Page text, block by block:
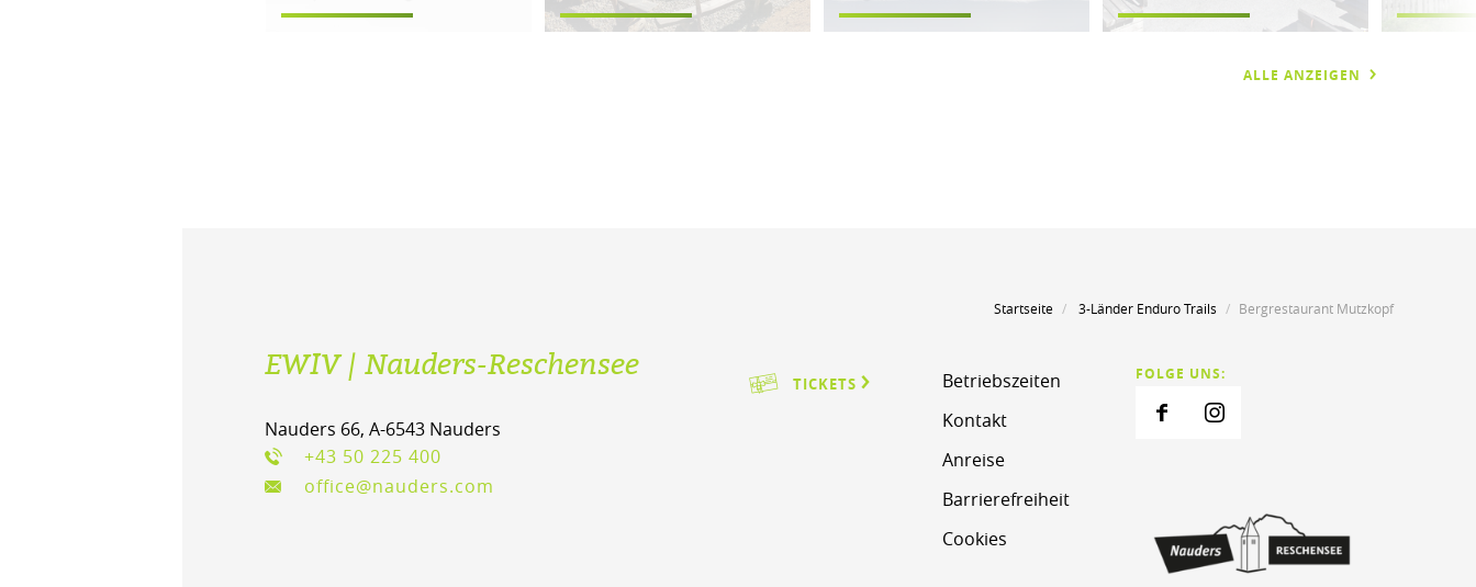
ALLE ANZEIGEN
Startseite 3-Länder Enduro Trails Bergrestaurant Mutzkopf
EWIV | Nauders-Reschensee
Nauders 66, A-6543 Nauders
+43 50 225 400
office@nauders.com
TICKETS
Betriebszeiten
Kontakt
Anreise
Barrierefreiheit
Cookies
FOLGE UNS: